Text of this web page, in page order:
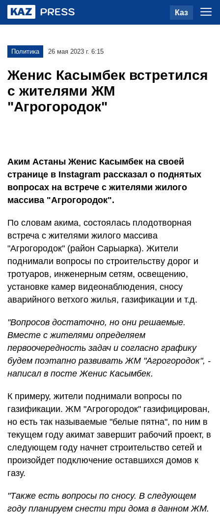
Каз
Политика 26 мая 2023 г. 6:15
Женис Касымбек встретился
с жителями ЖМ
"Агрогородок"
Аким Астаны Женис Касымбек на своей
странице в Instagram рассказал о поднятых
вопросах на встрече с жителями жилого
массива "Агрогородок".
По словам акима, состоялась плодотворная
встреча с жителями жилого массива
"Агрогородок" (район Сарыарка). Жители
поднимали вопросы по строительству дорог и
тротуаров, инженерным сетям, освещению,
установке камер видеонаблюдения, сносу
аварийного ветхого жилья, газификации и т.д.
"Вопросов достаточно, но они решаемые.
Вместе с жителями определяем
первоочередность задач и согласно графику
будем поэтапно развивать ЖМ "Агрогородок", -
написал в посте Женис Касымбек.
К примеру, жители поднимали вопросы по
газификации. ЖМ "Агрогородок" газифицирован,
но есть так называемые "белые пятна", по ним в
текущем году акимат завершит рабочий проект, в
следующем году начнет строительство сетей и
произойдет подключение оставшихся домов к
газу.
"Также есть вопросы по сносу. В следующем
году планируем снести три дома в данном ЖМ.